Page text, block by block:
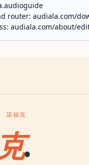
router: audiala.com/
audiala.com/about/
諾福克
.